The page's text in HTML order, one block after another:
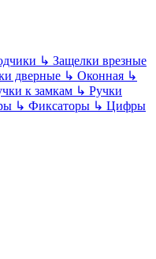
↳ Защелки врезные
дверные ↳ Оконная ↳
к замкам ↳ Ручки
↳ Фиксаторы ↳ Цифры